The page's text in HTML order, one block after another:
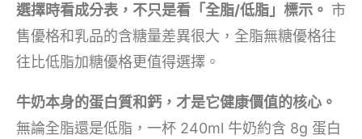
選擇時看成分表，不只是看「全脂/低脂」標示。 市
售優格和乳品的含糖量差異很大，全脂無糖優格往
往比低脂加糖優格更值得選擇。
牛奶本身的蛋白質和鈣，才是它健康價值的核心。
無論全脂還是低脂，一杯 240ml 牛奶約含 8g 蛋白